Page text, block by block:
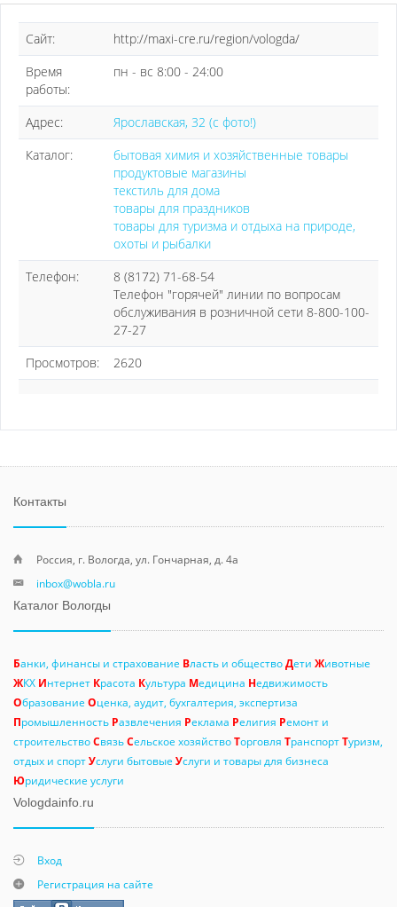
Сайт:
http://maxi-cre.ru/region/vologda/
Время
работы:
пн - вс 8:00 - 24:00
Адрес:
Ярославская, 32 (с фото!)
Каталог:
бытовая химия и хозяйственные товары
продуктовые магазины
текстиль для дома
товары для праздников
товары для туризма и отдыха на природе,
охоты и рыбалки
Телефон:
8 (8172) 71-68-54
Телефон "горячей" линии по вопросам
обслуживания в розничной сети 8-800-100-
27-27
Просмотров:
2620
Контакты
Россия, г. Вологда, ул. Гончарная, д. 4а
inbox@wobla.ru
Каталог Вологды
Банки, финансы и страхование Власть и обществоДети Животные
ЖКХ Интернет Красота Культура Медицина Недвижимость
Образование Оценка, аудит, бухгалтерия, экспертиза
Промышленность Развлечения Реклама Религия Ремонт и
строительствоСвязьСельское хозяйствоТорговля ТранспортТуризм,
отдых и спортУслуги бытовые Услуги и товары для бизнеса
Юридические услуги
Vologdainfo.ru
Вход
Регистрация на сайте